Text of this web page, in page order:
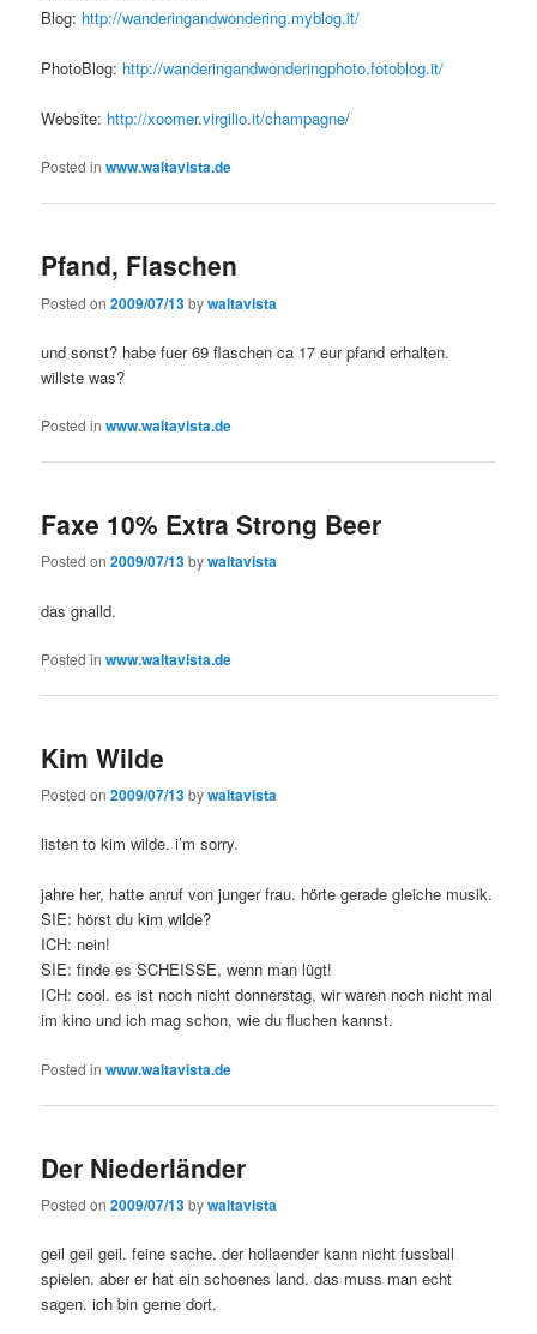
Blog: http://wanderingandwondering.myblog.it/
PhotoBlog: http://wanderingandwonderingphoto.fotoblog.it/
Website: http://xoomer.virgilio.it/champagne/
Posted in www.waltavista.de
Pfand, Flaschen
Posted on2009/07/13bywaltavista
und sonst? habe fuer 69 flaschen ca 17 eur pfand erhalten.
willste was?
Posted in www.waltavista.de
Faxe 10% Extra Strong Beer
Posted on2009/07/13bywaltavista
das gnalld.
Posted in www.waltavista.de
Kim Wilde
Posted on2009/07/13bywaltavista
listen to kim wilde. i’m sorry.
jahre her, hatte anruf von junger frau. hörte gerade gleiche musik.
SIE: hörst du kim wilde?
ICH: nein!
SIE: finde es SCHEISSE, wenn man lügt!
ICH: cool. es ist noch nicht donnerstag, wir waren noch nicht mal
im kino und ich mag schon, wie du fluchen kannst.
Posted in www.waltavista.de
Der Niederländer
Posted on2009/07/13bywaltavista
geil geil geil. feine sache. der hollaender kann nicht fussball
spielen. aber er hat ein schoenes land. das muss man echt
sagen. ich bin gerne dort.